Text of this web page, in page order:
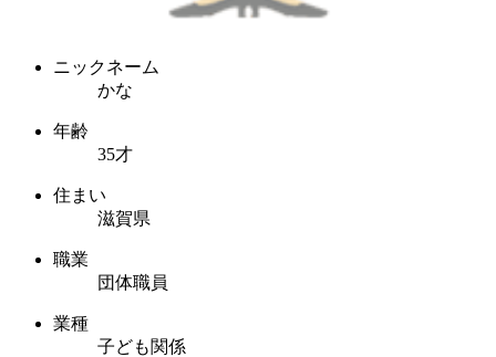
ニックネーム
かな
年齢
35才
住まい
滋賀県
職業
団体職員
業種
子ども関係